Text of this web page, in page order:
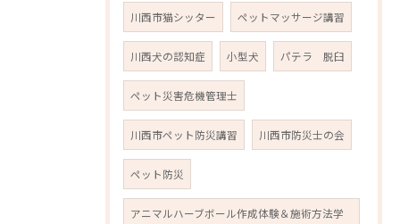
川西市猫シッター ペットマッサージ講習
川西犬の認知症 小型犬 パテラ 脱臼
ペット災害危機管理士
川西市ペット防災講習 川西市防災士の会
ペット防災
アニマルハーブボール作成体験＆施術方法学